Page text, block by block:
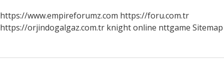
https://www.empireforumz.com https://foru.com.tr
https://orjindogalgaz.com.tr knight online nttgame Sitemap